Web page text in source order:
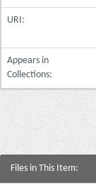
URI:
Appears in
Collections:
Files in This Item: